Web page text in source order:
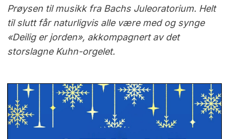
Prøysen til musikk fra Bachs Juleoratorium. Helt
til slutt får naturligvis alle være med og synge
«Deilig er jorden», akkompagnert av det
storslagne Kuhn-orgelet.